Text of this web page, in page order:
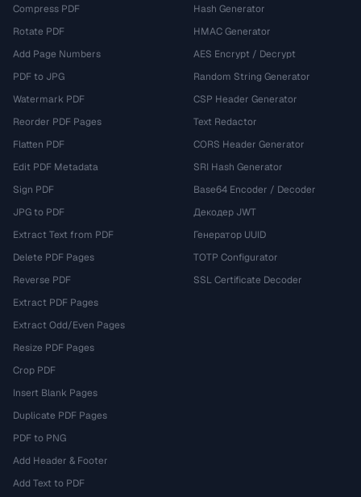
Compress PDF
Rotate PDF
Add Page Numbers
PDF to JPG
Watermark PDF
Reorder PDF Pages
Flatten PDF
Edit PDF Metadata
Sign PDF
JPG to PDF
Extract Text from PDF
Delete PDF Pages
Reverse PDF
Extract PDF Pages
Extract Odd/Even Pages
Resize PDF Pages
Crop PDF
Insert Blank Pages
Duplicate PDF Pages
PDF to PNG
Add Header & Footer
Add Text to PDF
Hash Generator
HMAC Generator
AES Encrypt / Decrypt
Random String Generator
CSP Header Generator
Text Redactor
CORS Header Generator
SRI Hash Generator
Base64 Encoder / Decoder
Декодер JWT
Генератор UUID
TOTP Configurator
SSL Certificate Decoder